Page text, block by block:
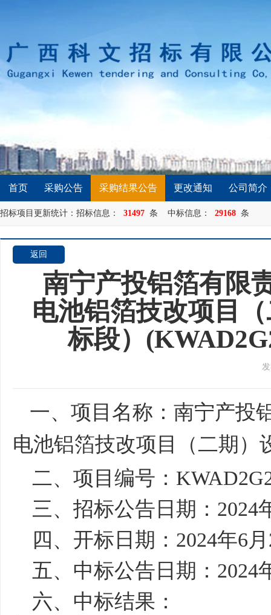
首页 采购公告 采购结果公告 更改通知 公司简介
招标项目更新统计：招标信息： 31497 条 中标信息： 29168 条
返回
南宁产投铝箔有限
电池铝箔技改项目
标段）
一、项目名称： 南宁产投
电池铝箔技改项目（二期）
二、项目编号：
三、 招标公告 日期： 2024
四、 开标 日期： 2024年6月
五、 中标公告 日期 ： 2024
六、 中标结果：